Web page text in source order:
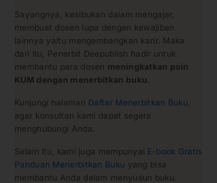
Sayangnya, kesibukan dalam mengajar,
membuat dosen lupa dengan kewajiban
lainnya yaitu mengembangkan karir. Maka
dari itu, Penerbit Deepublish hadir untuk
membantu para dosen meningkatkan poin
KUM dengan menerbitkan buku .
Kunjungi halaman Daftar Menerbitkan Buku
agar konsultan kami dapat segera
menghubungi Anda.
Selain itu, kami juga mempunyai E-book Gratis
Panduan Menerbitkan Buku yang bisa
membantu Anda dalam menyusun buku.